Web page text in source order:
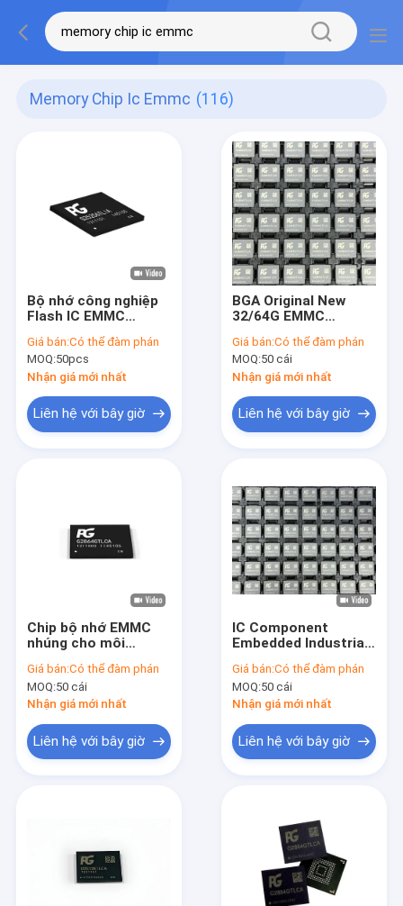
Memory Chip Ic Emmc (116)
Bộ nhớ công nghiệp
Flash IC EMMC
dành cho thiết bị
mạng và truyền
thông Trạm gốc 5G
Giá bán:Có thể đàm phán
MOQ:50pcs
Nhận giá mới nhất
Liên hệ với bây giờ
BGA Original New
32/64G EMMC
Electronic
Components Nhà
máy eMMC
Giá bán:Có thể đàm phán
MOQ:50 cái
Nhận giá mới nhất
Liên hệ với bây giờ
Chip bộ nhớ EMMC
nhúng cho môi
EMMC Ic AEC-Q100
Giá bán:Có thể đàm phán
MOQ:50 cái
Nhận giá mới nhất
Liên hệ với bây giờ
IC Component
Embedded Industrial
128GB 256GB Chip bộ
nhớ
Giá bán:Có thể đàm phán
MOQ:50 cái
Nhận giá mới nhất
Liên hệ với bây giờ